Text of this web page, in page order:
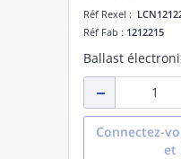
Réf Rexel :
Réf Fab : 1212215
Connectez-
et